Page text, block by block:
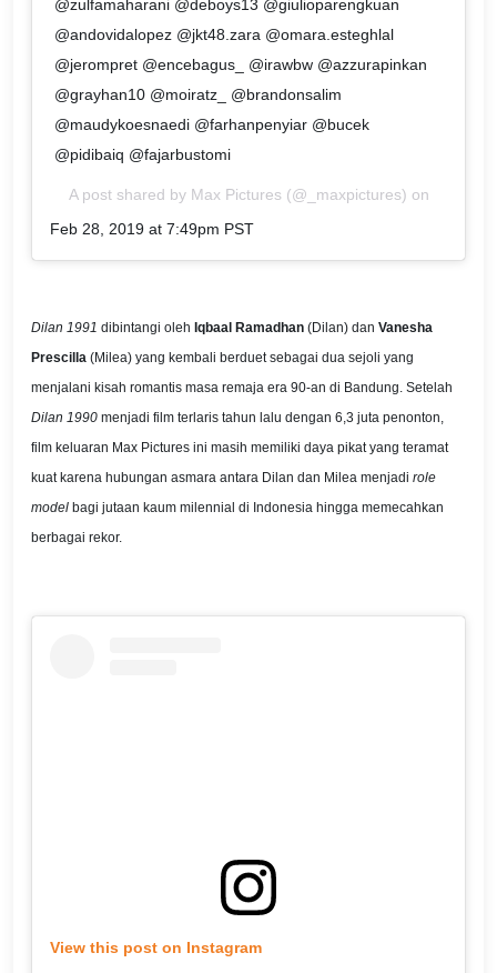
@zulfamaharani @deboys13 @giulioparengkuan
@andovidalopez @jkt48.zara @omara.esteghlal
@jerompret @encebagus_ @irawbw @azzurapinkan
@grayhan10 @moiratz_ @brandonsalim
@maudykoesnaedi @farhanpenyiar @bucek
@pidibaiq @fajarbustomi
A post shared by Max Pictures (@_maxpictures) on
Feb 28, 2019 at 7:49pm PST
Dilan 1991 dibintangi oleh Iqbaal Ramadhan (Dilan) dan Vanesha
Prescilla (Milea) yang kembali berduet sebagai dua sejoli yang
menjalani kisah romantis masa remaja era 90-an di Bandung. Setelah
Dilan 1990 menjadi film terlaris tahun lalu dengan 6,3 juta penonton,
film keluaran Max Pictures ini masih memiliki daya pikat yang teramat
kuat karena hubungan asmara antara Dilan dan Milea menjadi role
model bagi jutaan kaum milennial di Indonesia hingga memecahkan
berbagai rekor.
View this post on Instagram